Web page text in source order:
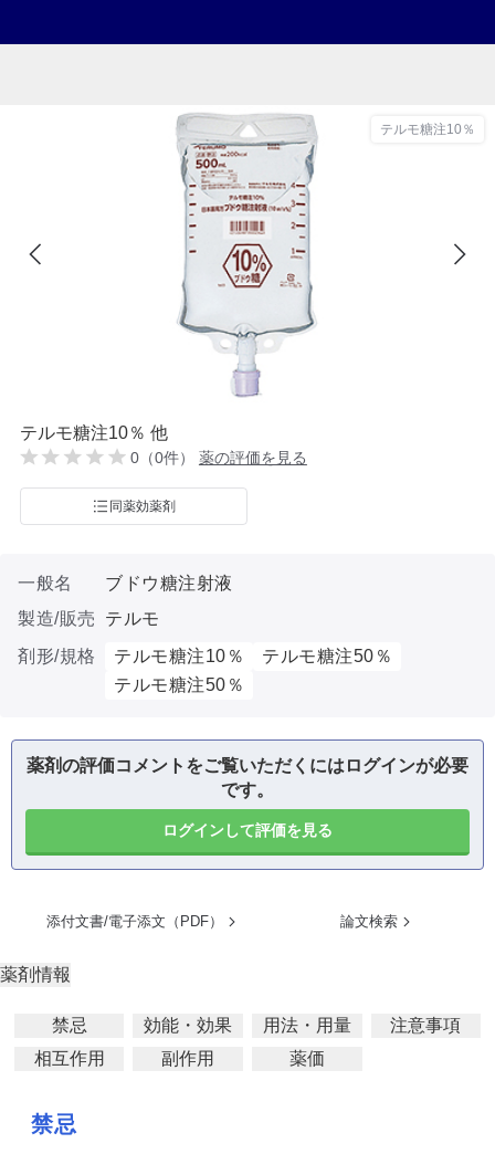
テルモ糖注10％
テルモ糖注10％ 他
0（0件） 薬の評価を見る
同薬効薬剤
一般名
ブドウ糖注射液
製造/販売
テルモ
剤形/規格
テルモ糖注10％
テルモ糖注50％
テルモ糖注50％
薬剤の評価コメントをご覧いただくにはログインが必要
です。
ログインして評価を見る
添付文書/電子添文（PDF） 論文検索
薬剤情報
禁忌 効能・効果 用法・用量
注意事項
相互作用
副作用 薬価
禁忌